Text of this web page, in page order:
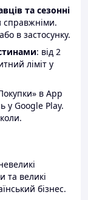
та сезонні
в застосунку.
: від 2
ліміт у
в App
у Google Play.
та великі
бізнес.